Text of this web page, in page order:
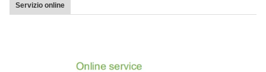
Servizio online